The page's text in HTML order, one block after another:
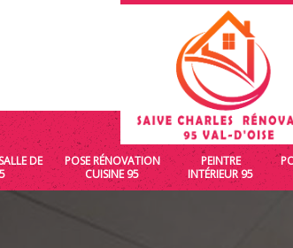
DE
POSE RÉNOVATION
CUISINE 95
PEINTRE
INTÉRIEUR 95